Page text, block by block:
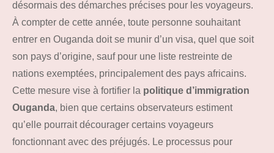
désormais des démarches précises pour les voyageurs.
À compter de cette année, toute personne souhaitant
entrer en Ouganda doit se munir d’un visa, quel que soit
son pays d’origine, sauf pour une liste restreinte de
nations exemptées, principalement des pays africains.
Cette mesure vise à fortifier la politique d’immigration
Ouganda, bien que certains observateurs estiment
qu’elle pourrait décourager certains voyageurs
fonctionnant avec des préjugés. Le processus pour